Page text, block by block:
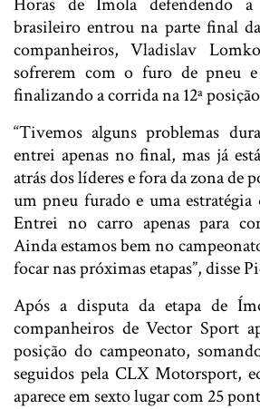
brasileiro entrou na parte final
companheiros, Vladislav
sofrerem com o furo de pneu e
finalizando a corrida na 12ª
“Tivemos alguns problemas
entrei apenas no final, mas já
atrás dos líderes e fora da zona de
um pneu furado e uma estratégia
Entrei no carro apenas para
Ainda estamos bem no
focar nas próximas etapas”, disse
Após a disputa da etapa de
companheiros de Vector Sport
posição do campeonato,
seguidos pela CLX Motorsport,
aparece em sexto lugar com 25